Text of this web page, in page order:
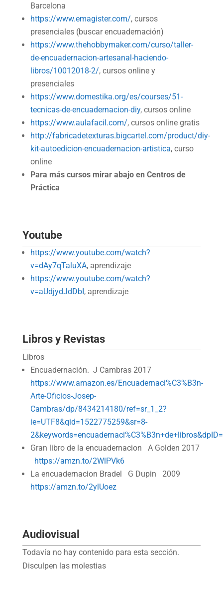
Barcelona
https://www.emagister.com/, cursos
presenciales (buscar encuadernación)
https://www.thehobbymaker.com/curso/taller-
de-encuadernacion-artesanal-haciendo-
libros/10012018-2/, cursos online y
presenciales
https://www.domestika.org/es/courses/51-
tecnicas-de-encuadernacion-diy, cursos online
https://www.aulafacil.com/, cursos online gratis
http://fabricadetexturas.bigcartel.com/product/diy-
kit-autoedicion-encuadernacion-artistica, curso
online
Para más cursos mirar abajo en Centros de
Práctica
Youtube
https://www.youtube.com/watch?
v=dAy7qTaluXA, aprendizaje
https://www.youtube.com/watch?
v=aUdjydJdDbI, aprendizaje
Libros y Revistas
Libros
Encuadernación. J Cambras 2017
https://www.amazon.es/Encuadernaci%C3%B3n-
Arte-Oficios-Josep-
Cambras/dp/8434214180/ref=sr_1_2?
ie=UTF8&qid=1522775259&sr=8-
Gran libro de la encuadernacion A Golden 2017
https://amzn.to/2WlPVk6
La encuadernacion Bradel G Dupin 2009
https://amzn.to/2ylUoez
Audiovisual
Todavía no hay contenido para esta sección.
Disculpen las molestias